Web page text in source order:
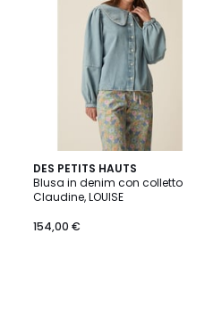
DES PETITS HAUTS
Blusa in denim con colletto
Claudine, LOUISE
154,00 €